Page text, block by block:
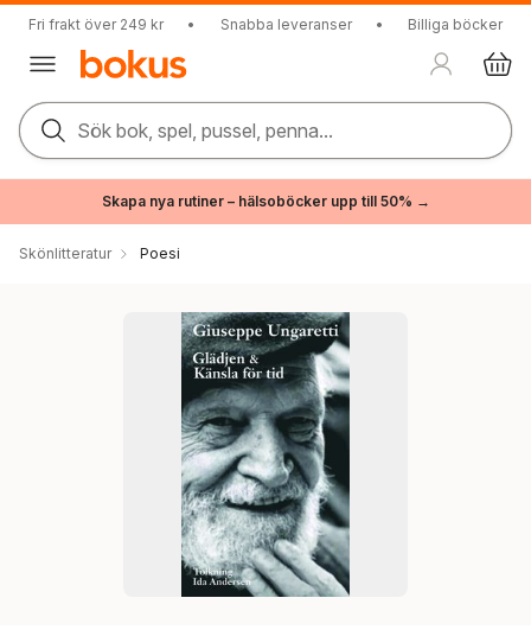
Fri frakt över 249 kr • Snabba leveranser • Billiga böcker
Sök bok, spel, pussel, penna...
Skapa nya rutiner – hälsoböcker upp till 50% →
Skönlitteratur Poesi